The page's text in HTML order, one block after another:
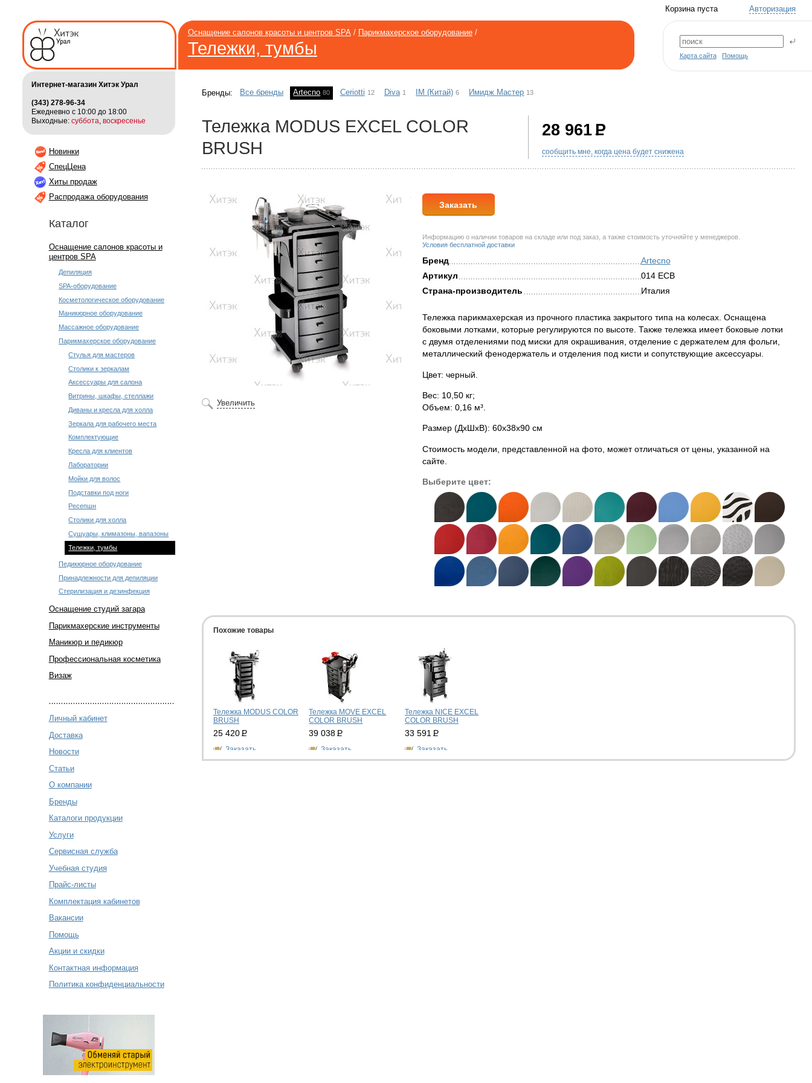
Авторизация
Корзина пуста
Карта сайта Помощь
Оснащение салонов красоты и центров SPA/ Парикмахерское оборудование/
Тележки, тумбы
Интернет-магазин Хитэк Урал
(343) 278-96-34
Ежедневно с 10:00 до 18:00
Выходные: суббота воскресенье
Новинки
СпецЦена
Хиты продаж
Распродажа оборудования
Каталог
Оснащение салонов красоты и
центров SPA
Депиляция
SPA-оборудование
Косметологическое оборудование
Маникюрное оборудование
Массажное оборудование
Парикмахерское оборудование
Стулья для мастеров
Столики к зеркалам
Аксессуары для салона
Витрины, шкафы, стеллажи
Диваны и кресла для холла
Зеркала для рабочего места
Комплектующие
Кресла для клиентов
Лаборатории
Мойки для волос
Подставки под ноги
Ресепшн
Столики для холла
Сушуары, климазоны, вапазоны
Тележки, тумбы
Педикюрное оборудование
Принадлежности для депиляции
Стерилизация и дезинфекция
Оснащение студий загара
Парикмахерские инструменты
Маникюр и педикюр
Профессиональная косметика
Визаж
Личный кабинет
Доставка
Новости
Статьи
О компании
Бренды
Каталоги продукции
Услуги
Сервисная служба
Учебная студия
Прайс-листы
Комплектация кабинетов
Вакансии
Помощь
Акции и скидки
Контактная информация
Политика конфиденциальности
Бренды: Все бренды Artecno 80 Ceriotti 12 Diva 1 IM (Китай) 6 Имидж Мастер 13
Тележка MODUS EXCEL COLOR
BRUSH
28 961P
сообщить мне, когда цена будет снижена
Увеличить
Заказать
Информацию о наличии товаров на складе или под заказ, а также стоимость уточняйте у менеджеров.
Условия бесплатной доставки
Бренд
Artecno
Артикул
014 ECB
Страна-производитель
Италия
Тележка парикмахерская из прочного пластика закрытого типа на колесах. Оснащена
боковыми лотками, которые регулируются по высоте. Также тележка имеет боковые лотки
с двумя отделениями под миски для окрашивания, отделение с держателем для фольги,
металлический фенодержатель и отделения под кисти и сопутствующие аксессуары.
Цвет: черный.
Вес: 10,50 кг;
Объем: 0,16 м³.
Размер (ДхШхВ): 60х38х90 см
Стоимость модели, представленной на фото, может отличаться от цены, указанной на
сайте.
Выберите цвет:
Похожие товары
Тележка MODUS COLOR
BRUSH
25 420 Р
Заказать
Тележка MOVE EXCEL
COLOR BRUSH
39 038 Р
Заказать
Тележка NICE EXCEL
COLOR BRUSH
33 591 Р
Заказать